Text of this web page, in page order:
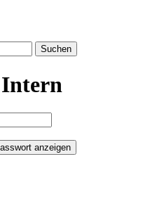
Suchen
anzeigen